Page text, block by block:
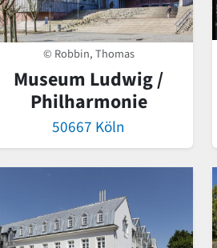
© Robbin, Thomas
Museum Ludwig /
Philharmonie
50667 Köln